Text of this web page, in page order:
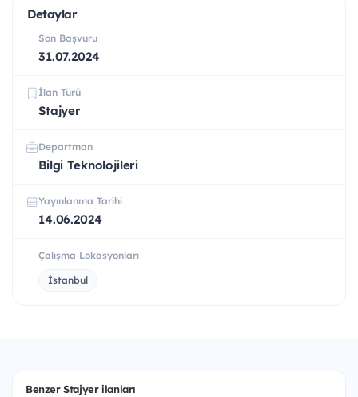
Detaylar
Son Başvuru
31.07.2024
İlan Türü
Stajyer
Departman
Bilgi Teknolojileri
Yayınlanma Tarihi
14.06.2024
Çalışma Lokasyonları
İstanbul
Benzer Stajyer ilanları